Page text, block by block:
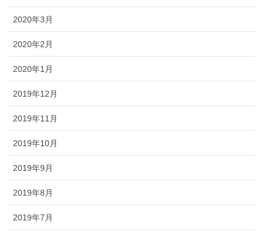
2020年3月
2020年2月
2020年1月
2019年12月
2019年11月
2019年10月
2019年9月
2019年8月
2019年7月